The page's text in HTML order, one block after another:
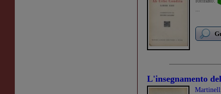
...
L'insegnamento